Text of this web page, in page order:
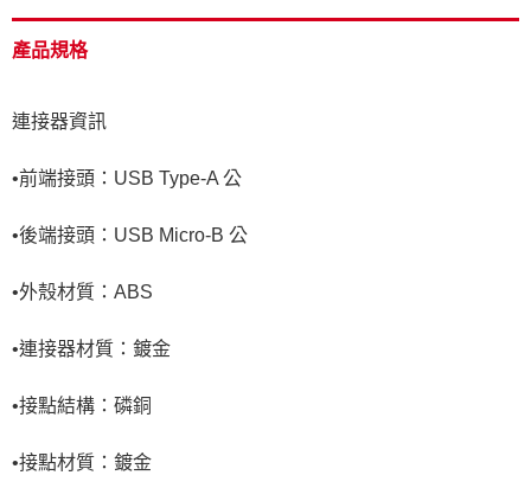
產品規格
連接器資訊
•前端接頭：USB Type-A 公
•後端接頭：USB Micro-B 公
•外殼材質：ABS
•連接器材質：鍍金
•接點結構：磷銅
•接點材質：鍍金